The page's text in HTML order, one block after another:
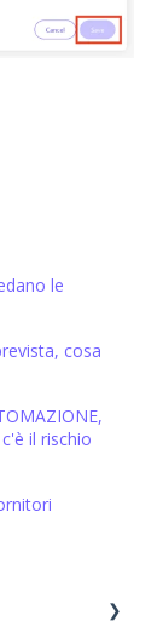
le
cosa
il rischio